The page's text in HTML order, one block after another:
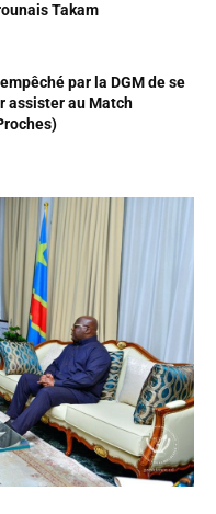
Takam
par la DGM de se
assister au Match